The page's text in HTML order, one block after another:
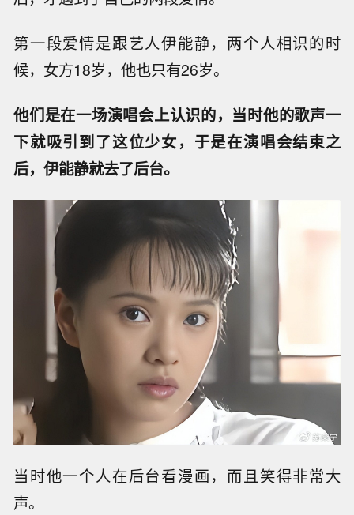
第一段爱情是跟艺人伊能静，两个人相识的时
候，女方18岁，他也只有26岁。
他们是在一场演唱会上认识的，当时他的歌声一
下就吸引到了这位少女，于是在演唱会结束之
后，伊能静就去了后台。
当时他一个人在后台看漫画，而且笑得非常大
声。